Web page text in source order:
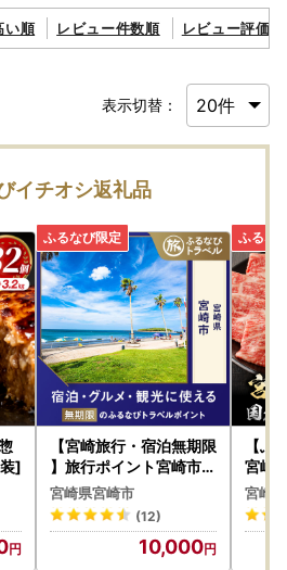
はできかねますので、予めご了承
方のみへのお届けとなります。そ
品をお受け取りいただけません。あ
。
が異なります。詳しくは各お礼品ペ
すのでそちらをご確認ください。
り、お礼品ページ内表記のお届け時
場合がございますのでご理解の程宜
礼品は確実にお受取りください。長
る返送、劣化、においては再送は
につきまして
する場合、転送料金は、ご贈答用の
負担となりますので、ご住所にお間
認の上ご注文ください。
不明で配達ができない場合は、送り
い順 レビュー件数順 レビュー評価順
表示切替：
イチオシ返礼品
]
【宮崎旅行・宿泊無期限
】旅行ポイント宮崎市ふ
るなびトラベルポイント
宮崎県宮崎市
(12)
10,000
【ふ
宮崎
ited-
宮崎